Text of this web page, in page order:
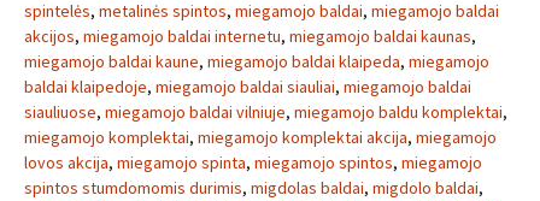
spintelės, metalinės spintos, miegamojo baldai, miegamojo baldai
akcijos, miegamojo baldai internetu, miegamojo baldai kaunas,
miegamojo baldai kaune, miegamojo baldai klaipeda, miegamojo
baldai klaipedoje, miegamojo baldai siauliai, miegamojo baldai
siauliuose, miegamojo baldai vilniuje, miegamojo baldu komplektai,
miegamojo komplektai, miegamojo komplektai akcija, miegamojo
lovos akcija, miegamojo spinta, miegamojo spintos, miegamojo
spintos stumdomomis durimis, migdolas baldai, migdolo baldai,